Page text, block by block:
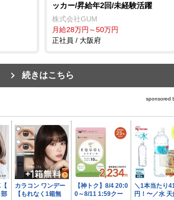
ッカー/昇給年2回/未経験活躍
株式会社GUM
月給28万円～50万円
正社員 / 大阪府
続きはこちら
sponsored